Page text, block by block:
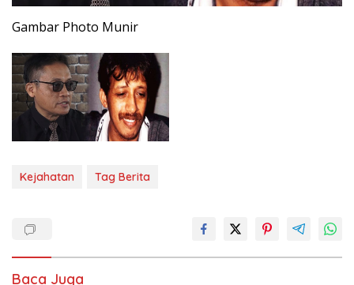
Gambar Photo Munir
Kejahatan Tag Berita
Baca Juga